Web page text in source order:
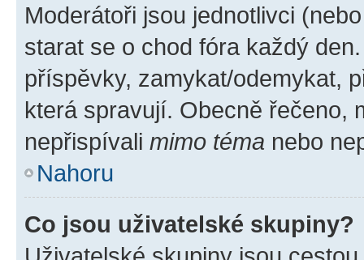
Moderátoři jsou jednotlivci
starat se o chod fóra každý
příspěvky, zamykat/odemykat,
která spravují. Obecně řečeno,
nepřispívali mimo téma nebo
Nahoru
Co jsou uživatelské skupiny?